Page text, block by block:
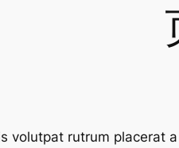
volutpat rutrum placerat